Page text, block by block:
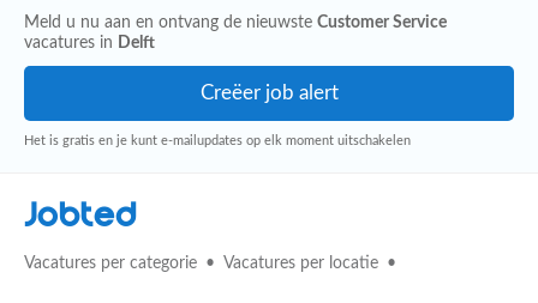
Meld u nu aan en ontvang de nieuwste Customer Service
vacatures in Delft
Het is gratis en je kunt e-mailupdates op elk moment uitschakelen
Jobted
Vacatures per categorie Vacatures per locatie